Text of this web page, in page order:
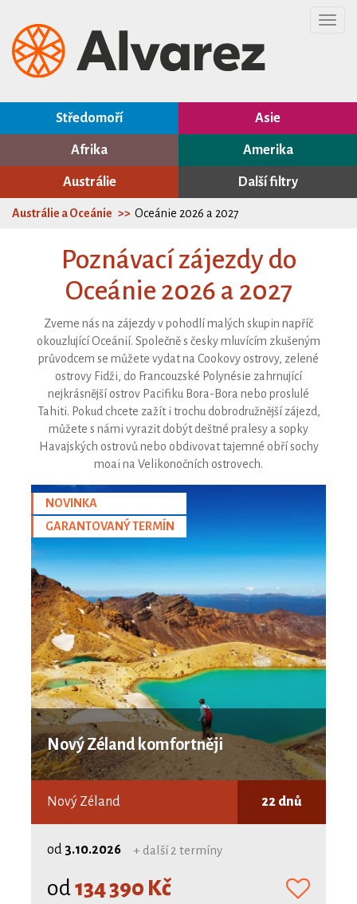
Středomoří Asie
Afrika Amerika
Austrálie Další filtry
Austrálie a Oceánie Oceánie 2026 a 2027
Poznávací zájezdy do
Oceánie 2026 a 2027
Zveme nás na zájezdy v pohodlí malých skupin napříč
okouzlující Oceánií. Společně s česky mluvícím zkušeným
průvodcem se můžete vydat na Cookovy ostrovy, zelené
ostrovy Fidži, do Francouzské Polynésie zahrnující
nejkrásnější ostrov Pacifiku Bora-Bora nebo proslulé
Tahiti. Pokud chcete zažít i trochu dobrodružnější zájezd,
můžete s námi vyrazit dobýt deštné pralesy a sopky
Havajských ostrovů nebo obdivovat tajemné obří sochy
moai na Velikonočních ostrovech.
NOVINKA
GARANTOVANÝ TERMÍN
Nový Zéland komfortněji
Nový Zéland 22 dnů
od 3.10.2026 + další 2 termíny
od134 390 Kč